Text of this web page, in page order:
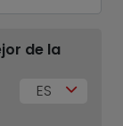
de la
ES